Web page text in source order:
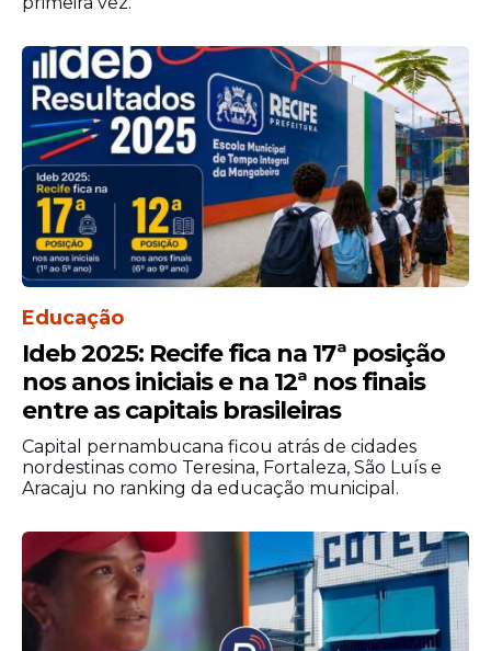
Kits
Escolares
R$ 27,04
milhões
R$ 3,31
milhões
Uniformes R$ 8,78
milhões
R$ 209,8
mil
TOTAL R$ 35,82
milhões
R$ 3,52
milhões
Fonte: Dados extraídos do Portal Tome
Conta (TCE-PE) via Blog Manoel Medeiros.
Educação
Ideb 2025: Recife fica na 17ª posição
nos anos iniciais e na 12ª nos finais
entre as capitais brasileiras
Capital pernambucana ficou atrás de cidades
nordestinas como Teresina, Fortaleza, São Luís e
Aracaju no ranking da educação municipal.